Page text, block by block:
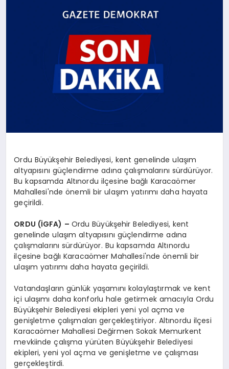
Ordu Büyükşehir Belediyesi, kent genelinde ulaşım
altyapısını güçlendirme adına çalışmalarını sürdürüyor.
Bu kapsamda Altınordu ilçesine bağlı Karacaömer
Mahallesi'nde önemli bir ulaşım yatırımı daha hayata
geçirildi.
ORDU (İGFA) – Ordu Büyükşehir Belediyesi, kent
genelinde ulaşım altyapısını güçlendirme adına
çalışmalarını sürdürüyor. Bu kapsamda Altınordu
ilçesine bağlı Karacaömer Mahallesi'nde önemli bir
ulaşım yatırımı daha hayata geçirildi.
Vatandaşların günlük yaşamını kolaylaştırmak ve kent
içi ulaşımı daha konforlu hale getirmek amacıyla Ordu
Büyükşehir Belediyesi ekipleri yeni yol açma ve
genişletme çalışmaları gerçekleştiriyor. Altınordu ilçesi
Karacaömer Mahallesi Değirmen Sokak Memurkent
mevkiinde çalışma yürüten Büyükşehir Belediyesi
ekipleri, yeni yol açma ve genişletme ve çalışması
gerçekleştirdi.